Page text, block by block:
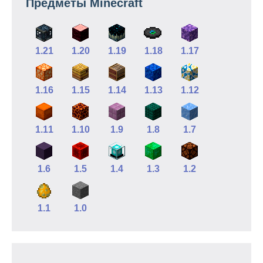
Предметы Minecraft
1.21 1.20 1.19 1.18 1.17
1.16 1.15 1.14 1.13 1.12
1.11 1.10 1.9 1.8 1.7
1.6 1.5 1.4 1.3 1.2
1.1 1.0